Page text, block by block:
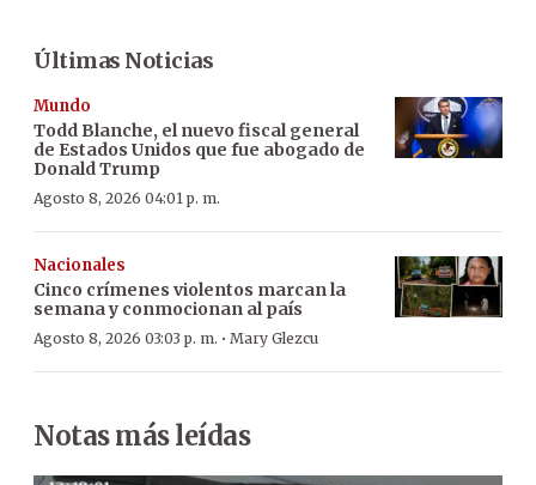
Últimas Noticias
Mundo
Todd Blanche, el nuevo fiscal general
de Estados Unidos que fue abogado de
Donald Trump
Agosto 8, 2026 04:01 p. m.
Nacionales
Cinco crímenes violentos marcan la
semana y conmocionan al país
Agosto 8, 2026 03:03 p. m. · Mary Glezcu
Notas más leídas